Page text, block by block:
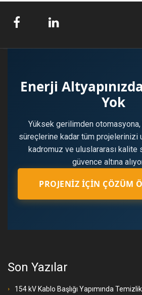
Enerji
Yok
Yüksek gerilimden
süreçlerine kadar tüm projelerinizi
kadromuz ve uluslararası kalite
güvence altına
PROJENIZ İÇIN ÇÖZÜM
Son Yazılar
154 kV Kablo Başlığı Yapımında